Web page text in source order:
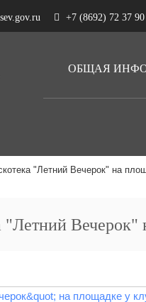
+7 (8692) 72 37 90
ОБЩАЯ
"Летний Вечерок" на
"Летний Вечерок"